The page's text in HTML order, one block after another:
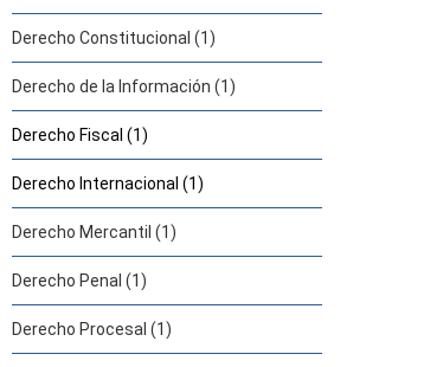
Derecho Constitucional (1)
Derecho de la Información (1)
Derecho Fiscal (1)
Derecho Internacional (1)
Derecho Mercantil (1)
Derecho Penal (1)
Derecho Procesal (1)